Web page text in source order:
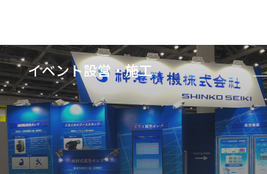
イベント設営・施工